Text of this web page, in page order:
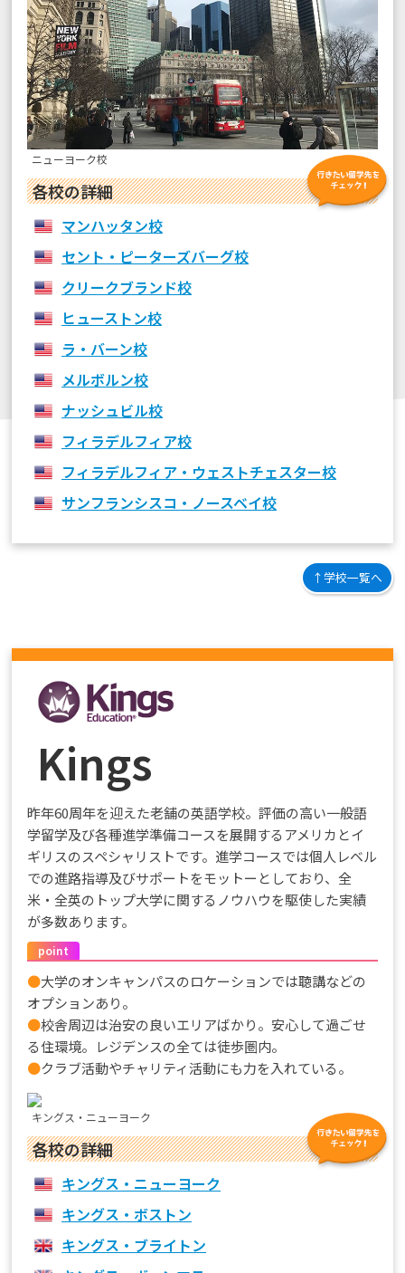
ニューヨーク校
各校の詳細
マンハッタン校
セント・ピーターズバーグ校
クリークブランド校
ヒューストン校
ラ・バーン校
メルボルン校
ナッシュビル校
フィラデルフィア校
フィラデルフィア・ウェストチェスター校
サンフランシスコ・ノースベイ校
↑学校一覧へ
Kings
昨年60周年を迎えた老舗の英語学校。評価の高い一般語
学留学及び各種進学準備コースを展開するアメリカとイ
ギリスのスペシャリストです。進学コースでは個人レベル
での進路指導及びサポートをモットーとしており、全
米・全英のトップ大学に関するノウハウを駆使した実績
が多数あります。
point
●大学のオンキャンパスのロケーションでは聴講などの
オプションあり。
●校舎周辺は治安の良いエリアばかり。安心して過ごせ
る住環境。レジデンスの全ては徒歩圏内。
●クラブ活動やチャリティ活動にも力を入れている。
キングス・ニューヨーク
各校の詳細
キングス・ニューヨーク
キングス・ボストン
キングス・ブライトン